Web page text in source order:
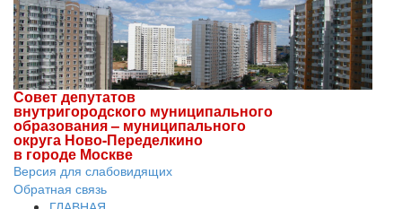
Совет депутатов
внутригородского муниципального
образования – муниципального
округа Ново-Переделкино
в городе Москве
Версия для слабовидящих
Обратная связь